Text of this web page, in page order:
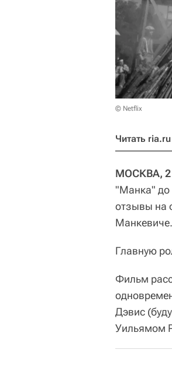
© Netflix
Читать
МОСКВА, 2
"Манка" до
отзывы на
Манкевиче.
Главную
Фильм
Дэвис
Уильямом